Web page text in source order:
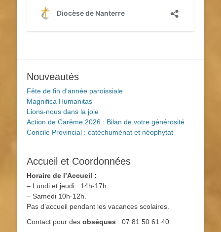
Nouveautés
Fête de fin d’année paroissiale
Magnifica Humanitas
Lions-nous dans la joie
Action de Carême 2026 : Bilan de votre générosité
Concile Provincial : catéchuménat et néophytat
Accueil et Coordonnées
Horaire de l’Accueil :
– Lundi et jeudi : 14h-17h.
– Samedi 10h-12h.
Pas d’accueil pendant les vacances scolaires.
Contact pour des obsèques : 07 81 50 61 40.